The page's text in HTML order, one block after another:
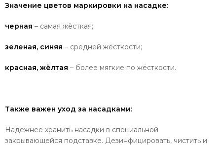
Значение цветов маркировки на насадке:
черная – самая жёсткая;
зеленая, cиняя – средней жёсткости;
красная, жёлтая – более мягкие по жёсткости.
Также важен уход за насадками:
Надежнее хранить насадки в специальной
закрывающейся подставке. Дезинфицировать, чистить и